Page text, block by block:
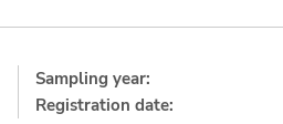
Sampling year:
Registration date: